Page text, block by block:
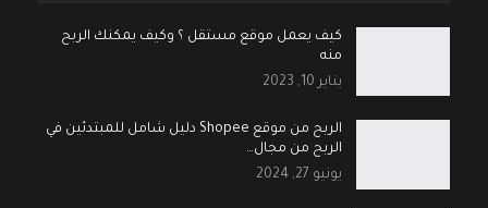
كيف يعمل موقع مستقل ؟ وكيف يمكنك الربح
منه
يناير 10, 2023
الربح من موقع Shopee دليل شامل للمبتدئين في
الربح من مجال…
يونيو 27, 2024